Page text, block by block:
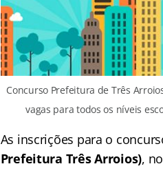
Concurso Prefeitura de Três
vagas para todos os níveis
As inscrições para o
Prefeitura Três Arroios),